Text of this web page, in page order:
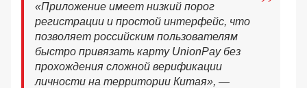
«Приложение имеет низкий порог
регистрации и простой интерфейс, что
позволяет российским пользователям
быстро привязать карту UnionPay без
прохождения сложной верификации
личности на территории Китая», —